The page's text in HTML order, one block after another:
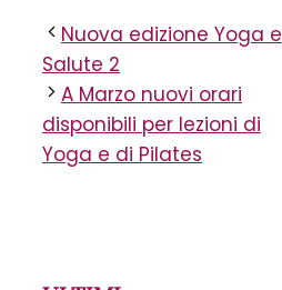
Nuova edizione Yoga e
Salute 2
A Marzo nuovi orari
disponibili per lezioni di
Yoga e di Pilates